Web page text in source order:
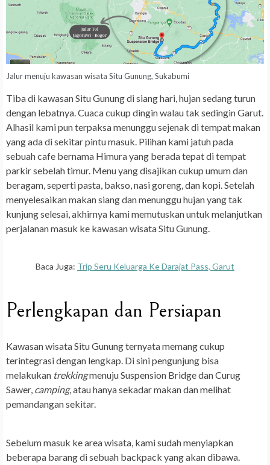
Jalur menuju kawasan wisata Situ Gunung, Sukabumi
Tiba di kawasan Situ Gunung di siang hari, hujan sedang turun
dengan lebatnya. Cuaca cukup dingin walau tak sedingin Garut.
Alhasil kami pun terpaksa menunggu sejenak di tempat makan
yang ada di sekitar pintu masuk. Pilihan kami jatuh pada
sebuah cafe bernama Himura yang berada tepat di tempat
parkir sebelah timur. Menu yang disajikan cukup umum dan
beragam, seperti pasta, bakso, nasi goreng, dan kopi. Setelah
menyelesaikan makan siang dan menunggu hujan yang tak
kunjung selesai, akhirnya kami memutuskan untuk melanjutkan
perjalanan masuk ke kawasan wisata Situ Gunung.
Baca Juga: Trip Seru Keluarga Ke Darajat Pass, Garut
Perlengkapan dan Persiapan
Kawasan wisata Situ Gunung ternyata memang cukup
terintegrasi dengan lengkap. Di sini pengunjung bisa
melakukan trekkingmenujuSuspension BridgedanCurug
Sawer, camping, atau hanya sekadar makan dan melihat
pemandangan sekitar.
Sebelum masuk ke area wisata, kami sudah menyiapkan
beberapa barang di sebuah backpack yang akan dibawa.